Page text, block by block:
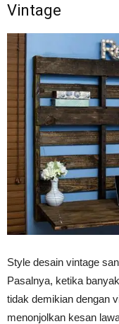
Vintage
Style desain vintage
Pasalnya, ketika
tidak demikian dengan
menonjolkan kesan